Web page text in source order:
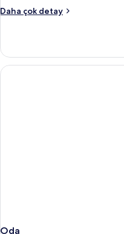
görün
Daha çok detay
Deluxe
daha
fazla
detay
Oda